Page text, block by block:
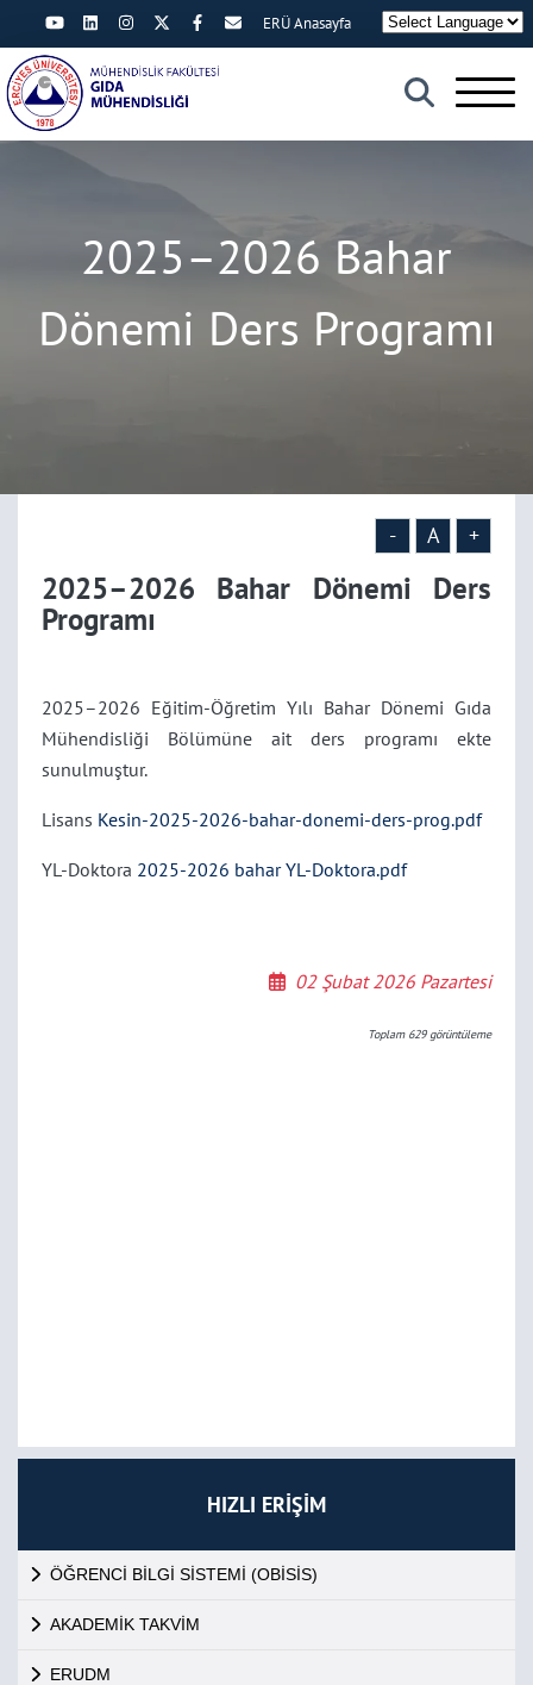
×
ERÜ Anasayfa
2025–2026 Bahar
Dönemi Ders Programı
HIZLI ERİŞİM
ÖĞRENCİ BİLGİ SİSTEMİ (OBİSİS)
AKADEMİK TAKVİM
ERUDM
- A +
2025–2026 Bahar Dönemi Ders
Programı
2025–2026 Eğitim-Öğretim Yılı Bahar Dönemi Gıda
Mühendisliği Bölümüne ait ders programı ekte
sunulmuştur.
Lisans Kesin-2025-2026-bahar-donemi-ders-prog.pdf
YL-Doktora 2025-2026 bahar YL-Doktora.pdf
02 Şubat 2026 Pazartesi
Toplam 629görüntüleme